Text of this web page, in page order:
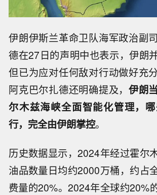
伊朗伊斯兰革命卫队海军政治副
德在27日的声明中也表示，伊朗
但已为应对任何敌对行动做好充
阿克巴尔扎德还明确提及， 伊朗
尔木兹海峡全面智能化管理，
行，完全由伊朗掌控。
历史数据显示，2024年经过霍尔
油品数量日均约2000万桶，约占
费量的20%。2024年全球约20%